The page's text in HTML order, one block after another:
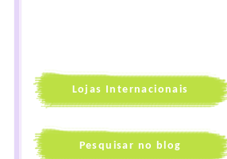
Lojas Internacionais
Pesquisar no blog